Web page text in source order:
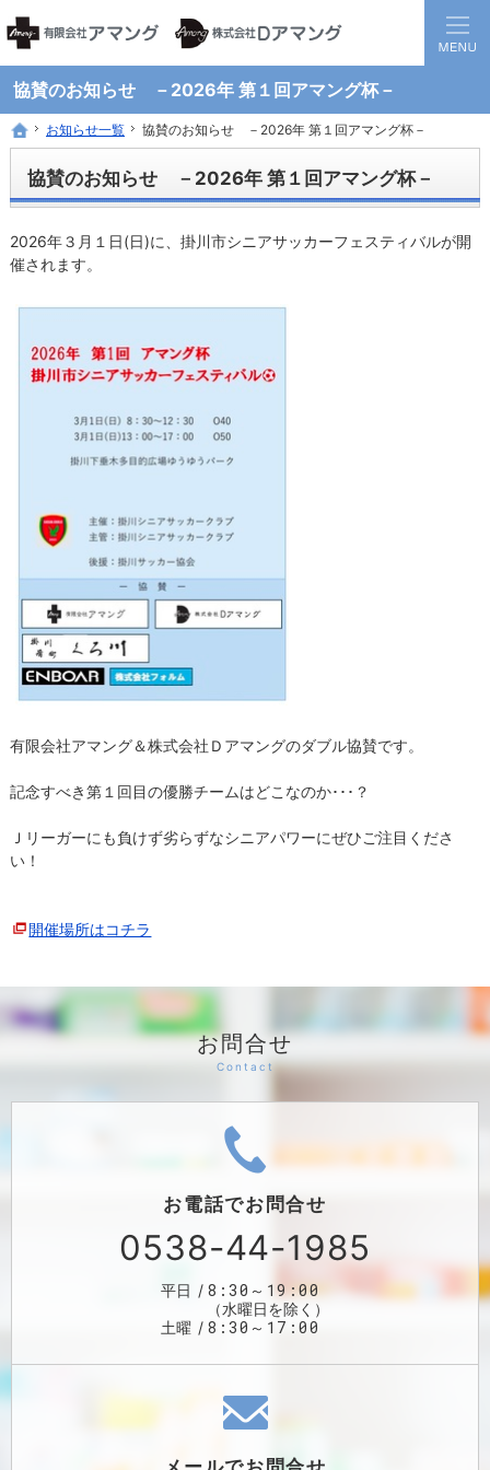
協賛のお知らせ －2026年 第１回アマング杯－
静岡県西部地方の地域医療を担う調剤保険薬局グループです。
患者様と医療機関の間に入り、地域全体の健康に貢献する薬局を目指して
ホーム
お知らせ一覧 協賛のお知らせ －2026年 第１回アマング杯－
協賛のお知らせ －2026年 第１回アマング杯－
2026年３月１日(日)に、掛川市シニアサッカーフェスティバルが開
催されます。
有限会社アマング＆株式会社Ｄアマングのダブル協賛です。
記念すべき第１回目の優勝チームはどこなのか･･･？
Ｊリーガーにも負けず劣らずなシニアパワーにぜひご注目くださ
い！
開催場所はコチラ
ホーム
お知らせ一覧 協賛のお知らせ －2026年 第１回アマング杯－
お問合せ
お電話でお問合せ
0538-44-1985
平日 8:30～19:00
（水曜日を除く）
土曜
8:30～17:00